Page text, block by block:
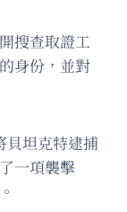
搜查取證工
身份，並對
貝坦克特逮捕
一項襲擊